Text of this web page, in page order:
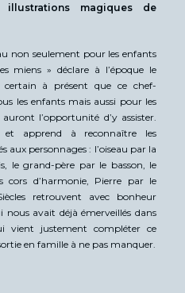
magiques de
non seulement pour les enfants
miens » déclare à l’époque le
à présent que ce chef-
les enfants mais aussi pour les
l’opportunité d’y assister.
apprend à reconnaître les
aux personnages : l’oiseau par la
le grand-père par le basson, le
cors d’harmonie, Pierre par le
retrouvent avec bonheur
avait déjà émerveillés dans
vient justement compléter ce
en famille à ne pas manquer.